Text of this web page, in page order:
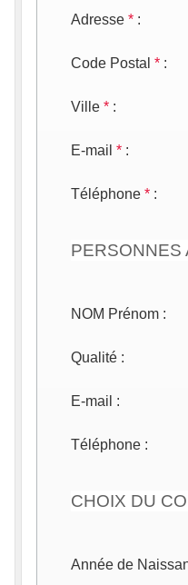
Adresse * :
Code Postal * :
Ville * :
E-mail * :
Téléphone * :
PERSONNES
NOM Prénom :
Qualité :
E-mail :
Téléphone :
CHOIX DU
Année de